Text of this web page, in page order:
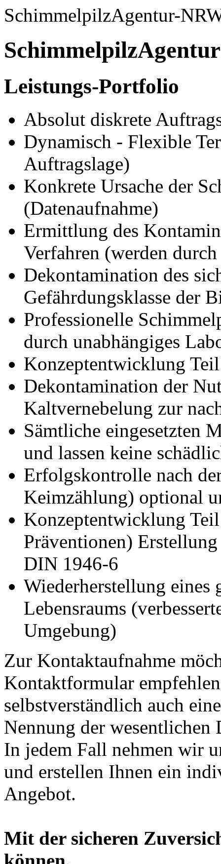
SchimmelpilzAgentur-
SchimmelpilzAgentur
Leistungs-Portfolio
Absolut diskrete
Dynamisch - Flexible
Auftragslage)
Konkrete Ursache der
(Datenaufnahme)
Ermittlung des
Verfahren (werden
Dekontamination des
Gefährdungsklasse der
Professionelle
durch unabhängiges
Konzeptentwicklung
Dekontamination der
Kaltvernebelung zur
Sämtliche eingesetzten
und lassen keine
Erfolgskontrolle nach
Keimzählung) optional
Konzeptentwicklung
Präventionen)
DIN 1946-6
Wiederherstellung eines
Lebensraums
Umgebung)
Zur Kontaktaufnahme
Kontaktformular
selbstverständlich auch
Nennung der wesentlichen
In jedem Fall nehmen wir
und erstellen Ihnen ein
Angebot.
Mit der sicheren